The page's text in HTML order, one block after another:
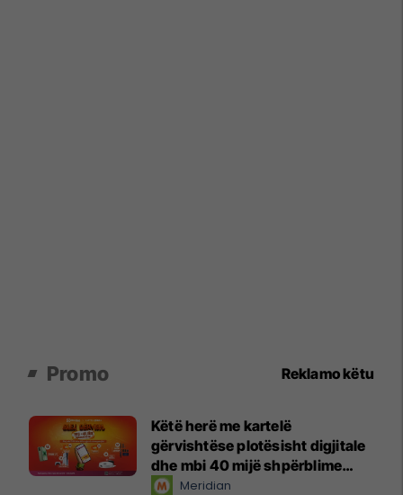
Promo Reklamo këtu
Këtë herë me kartelë
gërvishtëse plotësisht digjitale
dhe mbi 40 mijë shpërblime
instant!Meridian